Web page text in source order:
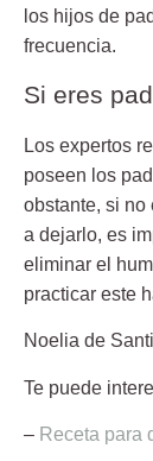
los hijos de
frecuencia.
Si eres
Los expertos
poseen los
obstante, si no
a dejarlo, es
eliminar el
practicar este
Noelia de
Te puede
– Receta para